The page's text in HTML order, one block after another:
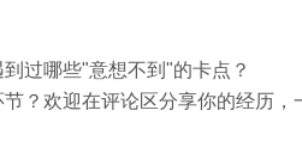
过哪些"意想不到"的卡点？
？欢迎在评论区分享你的经历，